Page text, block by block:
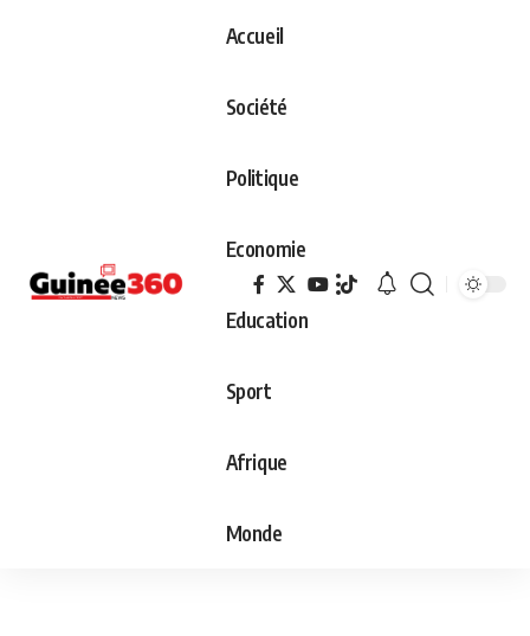
Accueil
Société
Politique
Economie
Education
Sport
Afrique
Monde